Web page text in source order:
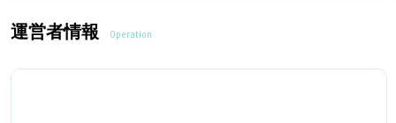
運営者情報 Operation